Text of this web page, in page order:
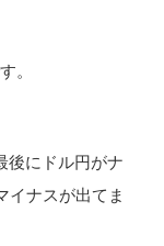
。
後にドル円がナ
イナスが出てま